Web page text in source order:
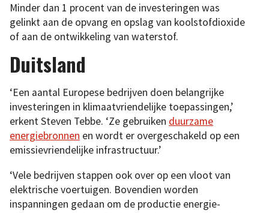
Minder dan 1 procent van de investeringen was
gelinkt aan de opvang en opslag van koolstofdioxide
of aan de ontwikkeling van waterstof.
Duitsland
‘Een aantal Europese bedrijven doen belangrijke
investeringen in klimaatvriendelijke toepassingen,’
erkent Steven Tebbe. ‘Ze gebruiken duurzame
energiebronnen en wordt er overgeschakeld op een
emissievriendelijke infrastructuur.’
‘Vele bedrijven stappen ook over op een vloot van
elektrische voertuigen. Bovendien worden
inspanningen gedaan om de productie energie-